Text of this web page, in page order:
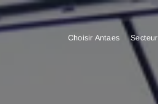
Choisir Antaes